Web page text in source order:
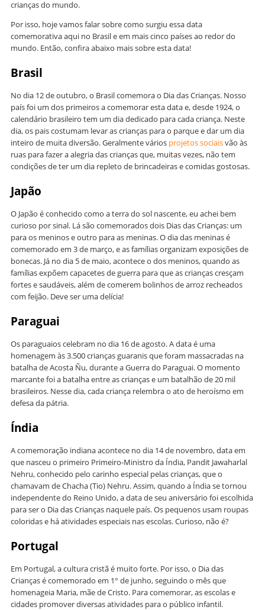
crianças do mundo.
Por isso, hoje vamos falar sobre como surgiu essa data
comemorativa aqui no Brasil e em mais cinco países ao redor do
mundo. Então, confira abaixo mais sobre esta data!
Brasil
No dia 12 de outubro, o Brasil comemora o Dia das Crianças. Nosso
país foi um dos primeiros a comemorar esta data e, desde 1924, o
calendário brasileiro tem um dia dedicado para cada criança. Neste
dia, os pais costumam levar as crianças para o parque e dar um dia
inteiro de muita diversão. Geralmente vários projetos sociaisvão às
ruas para fazer a alegria das crianças que, muitas vezes, não tem
condições de ter um dia repleto de brincadeiras e comidas gostosas.
Japão
O Japão é conhecido como a terra do sol nascente, eu achei bem
curioso por sinal. Lá são comemorados dois Dias das Crianças: um
para os meninos e outro para as meninas. O dia das meninas é
comemorado em 3 de março, e as famílias organizam exposições de
bonecas. Já no dia 5 de maio, acontece o dos meninos, quando as
famílias expõem capacetes de guerra para que as crianças cresçam
fortes e saudáveis, além de comerem bolinhos de arroz recheados
com feijão. Deve ser uma delícia!
Paraguai
Os paraguaios celebram no dia 16 de agosto. A data é uma
homenagem às 3.500 crianças guaranis que foram massacradas na
batalha de Acosta Ñu, durante a Guerra do Paraguai. O momento
marcante foi a batalha entre as crianças e um batalhão de 20 mil
brasileiros. Nesse dia, cada criança relembra o ato de heroísmo em
defesa da pátria.
Índia
A comemoração indiana acontece no dia 14 de novembro, data em
que nasceu o primeiro Primeiro-Ministro da Índia, Pandit Jawaharlal
Nehru, conhecido pelo carinho especial pelas crianças, que o
chamavam de Chacha (Tio) Nehru. Assim, quando a Índia se tornou
independente do Reino Unido, a data de seu aniversário foi escolhida
para ser o Dia das Crianças naquele país. Os pequenos usam roupas
coloridas e há atividades especiais nas escolas. Curioso, não é?
Portugal
Em Portugal, a cultura cristã é muito forte. Por isso, o Dia das
Crianças é comemorado em 1° de junho, seguindo o mês que
homenageia Maria, mãe de Cristo. Para comemorar, as escolas e
cidades promover diversas atividades para o público infantil.